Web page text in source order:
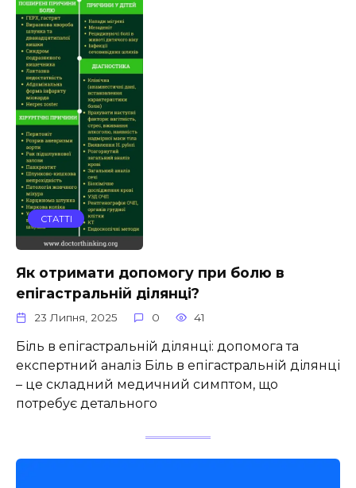
СТАТТІ
Як отримати допомогу при болю в
епігастральній ділянці?
23 Липня, 2025 0 41
Біль в епігастральній ділянці: допомога та
експертний аналіз Біль в епігастральній ділянці
– це складний медичний симптом, що
потребує детального